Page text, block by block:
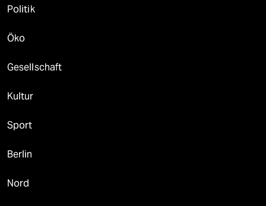
Politik
Öko
Gesellschaft
Kultur
Sport
Berlin
Nord